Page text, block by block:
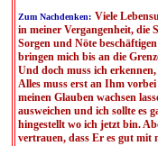
Zum Nachdenken: Viele
in meiner Vergangenheit, die
Sorgen und Nöte
bringen mich bis an die
Und doch muss ich
Alles muss erst an Ihm
meinen Glauben wachsen
ausweichen und ich sollte es
hingestellt wo ich jetzt bin.
vertrauen, dass Er es gut mit